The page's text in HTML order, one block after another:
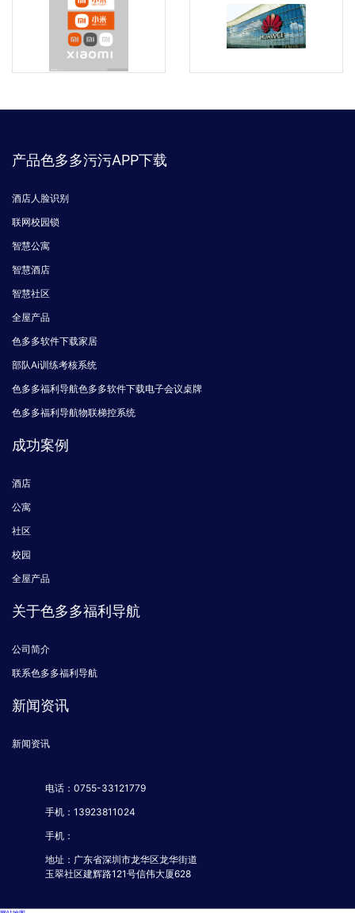
酒店人脸识别
联网校园锁
智慧公寓
智慧酒店
智慧社区
全屋产品
色多多软件下载家居
部队Ai训练考核系统
色多多福利导航色多多软件下载电子会议桌牌
色多多福利导航物联梯控系统
成功案例
酒店
公寓
社区
校园
全屋产品
关于色多多福利导航
公司简介
联系色多多福利导航
新闻资讯
新闻资讯
手机：13923811024
手机：
地址：广东省深圳市龙华区龙华街道
玉翠社区建辉路121号信伟大厦628